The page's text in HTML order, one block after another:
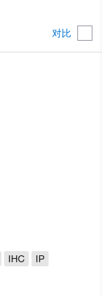
对比
IHC IP